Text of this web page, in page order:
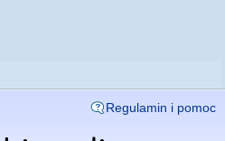
Regulamin i pomoc